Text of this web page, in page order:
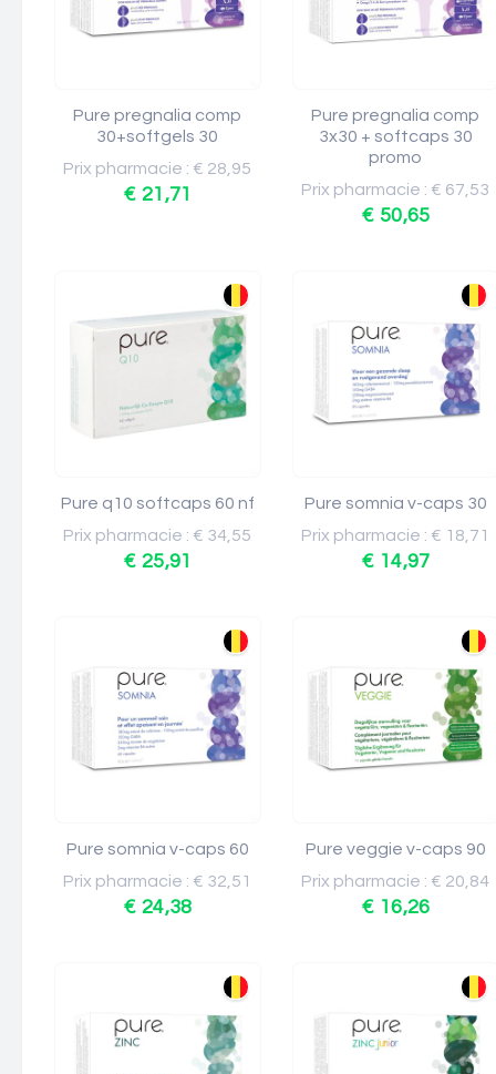
Pure pregnalia comp
30+softgels 30
Prix pharmacie : € 28,95
€ 21,71
Pure pregnalia comp
3x30 + softcaps 30
promo
Prix pharmacie : € 67,53
€ 50,65
Pure q10 softcaps 60 nf
Prix pharmacie : € 34,55
€ 25,91
Pure somnia v-caps 30
Prix pharmacie : € 18,71
€ 14,97
Pure somnia v-caps 60
Prix pharmacie : € 32,51
€ 24,38
Pure veggie v-caps 90
Prix pharmacie : € 20,84
€ 16,26